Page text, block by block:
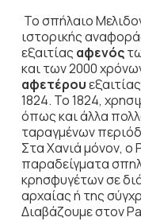
Το σπήλαιο
ιστορικής
εξαιτίας αφενός
και των 2000
αφετέρου
1824. Το 1824,
όπως και άλλα
ταραγμένων
Στα Χανιά μόνον, ο
παραδείγματα
κρησφυγέτων σε
αρχαίας ή της
Διαβάζουμε στον